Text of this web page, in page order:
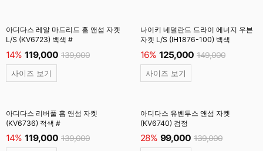
아디다스 레알 마드리드 홈 앤섬 자켓
L/S (KV6723) 백색 #
14% 119,000 139,000
사이즈 보기
나이키 네덜란드 드라이 에너지 우븐
자켓 L/S (IH1876-100) 백색
16% 125,000 149,000
사이즈 보기
아디다스 리버풀 홈 앤섬 자켓
(KV6736) 적색 #
14% 119,000 139,000
아디다스 유벤투스 앤섬 자켓
(KV6740) 검정
28% 99,000 139,000